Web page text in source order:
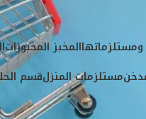
المخبز المخبوزات
مستلزمات المنزلقسم